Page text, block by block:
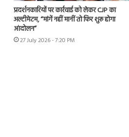
प्रदर्शनकारियों पर कार्रवाई को लेकर CJP का
अल्टीमेटम, “मांगें नहीं मानीं तो फिर शुरू होगा
आंदोलन”
27 July 2026 - 7:20 PM